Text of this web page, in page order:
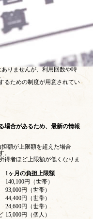
りませんが、利用回数や時
るための制度が用意されてい
場合があるため、最新の情報
額が上限額を超えた場合
。
得者ほど上限額が低くなりま
1ヶ月の負担上限額
140,100円（世帯）
93,000円（世帯）
44,400円（世帯）
24,600円（世帯）
15,000円（個人）